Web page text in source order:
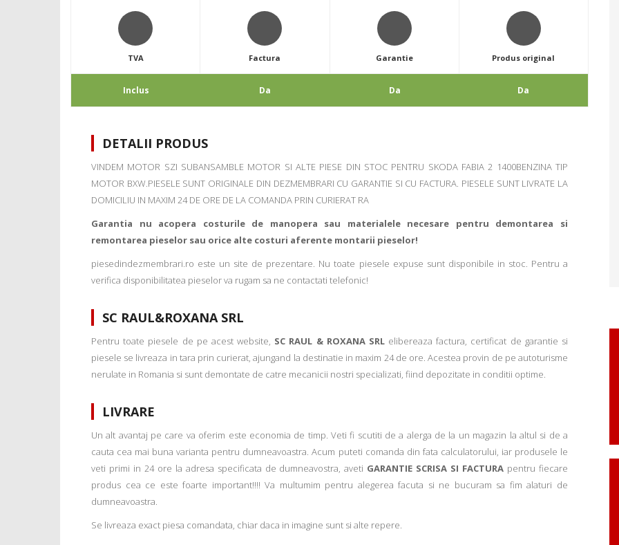
TVA
Inclus
Factura
Da
Garantie
Da
Produs original
Da
DETALII PRODUS
VINDEM MOTOR SZI SUBANSAMBLE MOTOR SI ALTE PIESE DIN STOC PENTRU SKODA FABIA 2 1400BENZINA TIP
MOTOR BXW.PIESELE SUNT ORIGINALE DIN DEZMEMBRARI CU GARANTIE SI CU FACTURA. PIESELE SUNT LIVRATE LA
DOMICILIU IN MAXIM 24 DE ORE DE LA COMANDA PRIN CURIERAT RA
Garantia nu acopera costurile de manopera sau materialele necesare pentru demontarea si
remontarea pieselor sau orice alte costuri aferente montarii pieselor!
piesedindezmembrari.ro este un site de prezentare. Nu toate piesele expuse sunt disponibile in stoc. Pentru a
verifica disponibilitatea pieselor va rugam sa ne contactati telefonic!
SC RAUL&ROXANA SRL
Pentru toate piesele de pe acest website, SC RAUL & ROXANA SRLelibereaza factura, certificat de garantie si
piesele se livreaza in tara prin curierat, ajungand la destinatie in maxim 24 de ore. Acestea provin de pe autoturisme
nerulate in Romania si sunt demontate de catre mecanicii nostri specializati, fiind depozitate in conditii optime.
LIVRARE
Un alt avantaj pe care va oferim este economia de timp. Veti fi scutiti de a alerga de la un magazin la altul si de a
cauta cea mai buna varianta pentru dumneavoastra. Acum puteti comanda din fata calculatorului, iar produsele le
veti primi in 24 ore la adresa specificata de dumneavostra, aveti GARANTIE SCRISA SI FACTURA pentru fiecare
produs cea ce este foarte important!!!! Va multumim pentru alegerea facuta si ne bucuram sa fim alaturi de
dumneavoastra.
Se livreaza exact piesa comandata, chiar daca in imagine sunt si alte repere.